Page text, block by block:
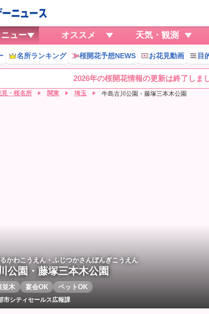
ュー オススメ 天気・観測
名所ランキング 桜開花予想NEWS お花見動画 目
2026年の桜開花情報の更新は終了しま
見・桜名所 関東 埼玉 牛島古川公園・藤塚三本木公園
かわこうえん・ふじつかさんぼんぎこうえん
公園・藤塚三本木公園
並木 宴会OK ペットOK
市シティセールス広報課